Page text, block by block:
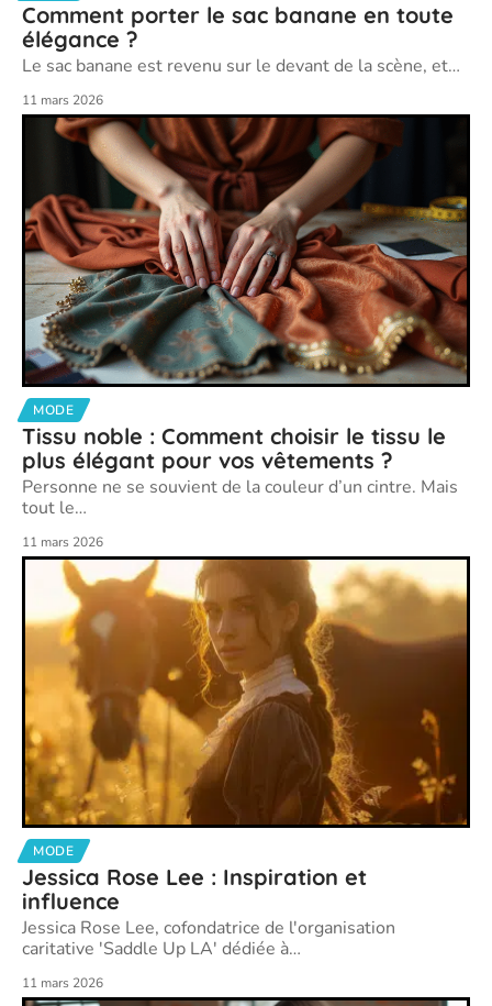
Comment porter le sac banane en toute
élégance ?
Le sac banane est revenu sur le devant de la scène, et…
11 mars 2026
MODE
Tissu noble : Comment choisir le tissu le
plus élégant pour vos vêtements ?
Personne ne se souvient de la couleur d’un cintre. Mais
tout le…
11 mars 2026
MODE
Jessica Rose Lee : Inspiration et
influence
Jessica Rose Lee, cofondatrice de l'organisation
caritative 'Saddle Up LA' dédiée à…
11 mars 2026